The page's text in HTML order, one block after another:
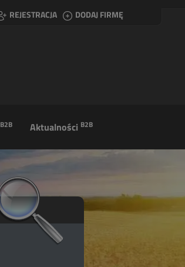
REJESTRACJA DODAJ FIRMĘ
B2B Aktualności B2B